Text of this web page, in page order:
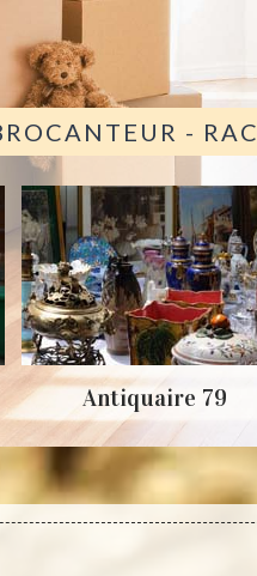
-
Antiquaire 79